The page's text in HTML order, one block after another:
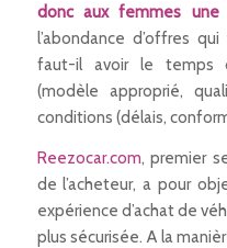
donc aux femmes une
l’abondance d’offres
faut-il avoir le temps
(modèle approprié,
conditions (délais,
Reezocar.com, premier
de l’acheteur, a pour
expérience d’achat de
plus sécurisée. A la